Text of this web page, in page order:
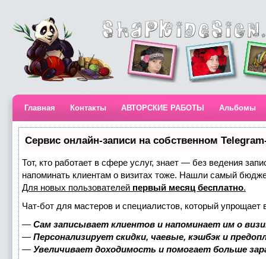
Главная Контакты АВТОРСКИЕ РАБОТЫ Альбомы
Сервис онлайн-записи на собственном
Тот, кто работает в сфере услуг, знает — без ведения
напоминать клиентам о визитах тоже. Нашли самый
Для новых пользователей первый месяц бесплатно.
Чат-бот для мастеров и специалистов, который упрощает
— Сам записывает клиентов и напоминает им о
— Персонализирует скидки, чаевые, кэшбэк и
— Увеличивает доходимость и помогает больше